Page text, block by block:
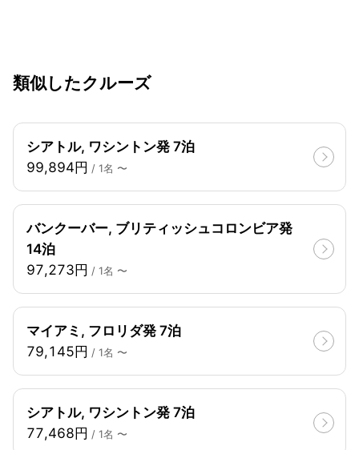
類似したクルーズ
シアトル, ワシントン発 7泊
99,894円 / 1名 〜
バンクーバー, ブリティッシュコロンビア発
14泊
97,273円 / 1名 〜
マイアミ, フロリダ発 7泊
79,145円 / 1名 〜
シアトル, ワシントン発 7泊
77,468円 / 1名 〜